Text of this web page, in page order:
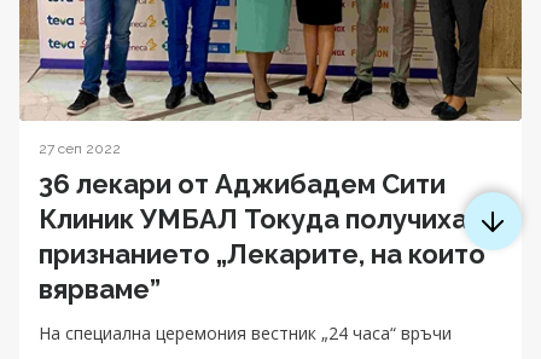
27 сеп 2022
36 лекари от Аджибадем Сити
Клиник УМБАЛ Токуда получиха
признанието „Лекарите, на които
вярваме”
На специална церемония вестник „24 часа“ връчи